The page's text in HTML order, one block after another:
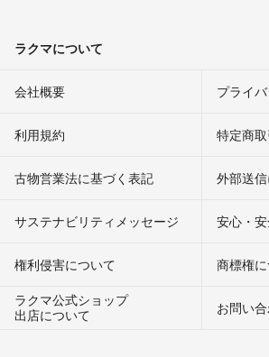
ラクマについて
会社概要 プライ
利用規約 特定商
古物営業法に基づく表記 外部送
サステナビリティメッセージ 安心・
権利侵害について
商標権
ラクマ公式ショップ
出店について
お問い